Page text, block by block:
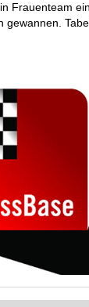
Frauenteam